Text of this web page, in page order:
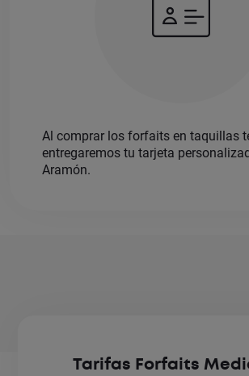
Al comprar los forfaits en taquillas
entregaremos tu tarjeta
Aramón.
Tarifas Forfaits